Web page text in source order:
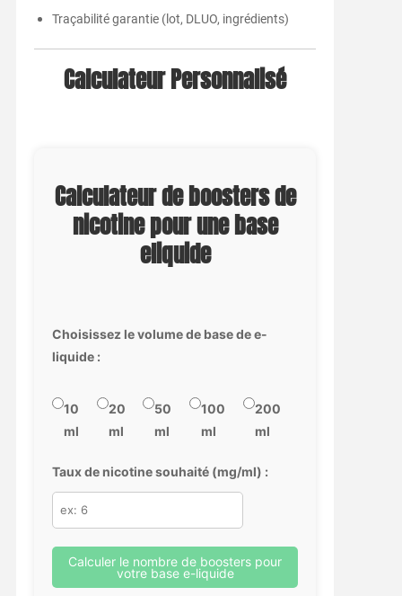
Traçabilité garantie (lot, DLUO, ingrédients)
Calculateur Personnalisé
Calculateur de boosters de
nicotine pour une base
eliquide
Choisissez le volume de base de e-
liquide :
10
ml
20
ml
50
ml
100
ml
200
ml
Taux de nicotine souhaité (mg/ml) :
Calculer le nombre de boosters pour
votre base e-liquide